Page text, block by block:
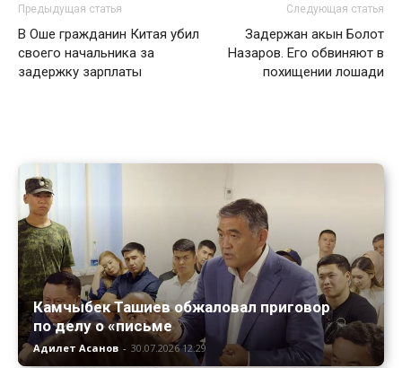
Предыдущая статья
В Оше гражданин Китая убил
своего начальника за
задержку зарплаты
Следующая статья
Задержан акын Болот
Назаров. Его обвиняют в
похищении лошади
Камчыбек Ташиев обжаловал приговор
по делу о «письме
Адилет Асанов - 30.07.2026 12:29